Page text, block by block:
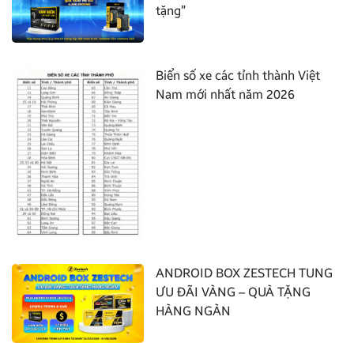
tặng”
Biển số xe các tỉnh thành Việt
Nam mới nhất năm 2026
ANDROID BOX ZESTECH TUNG
ƯU ĐÃI VÀNG – QUÀ TẶNG
HÀNG NGÀN